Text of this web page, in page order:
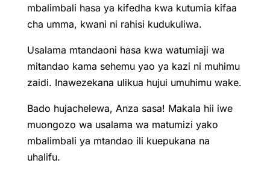
mbalimbali hasa ya kifedha kwa kutumia kifaa
cha umma, kwani ni rahisi kudukuliwa.
Usalama mtandaoni hasa kwa watumiaji wa
mitandao kama sehemu yao ya kazi ni muhimu
zaidi. Inawezekana ulikua hujui umuhimu wake.
Bado hujachelewa, Anza sasa! Makala hii iwe
muongozo wa usalama wa matumizi yako
mbalimbali ya mtandao ili kuepukana na
uhalifu.